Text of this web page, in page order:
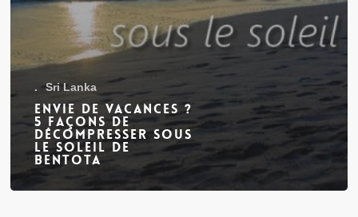
. Sri Lanka
Envie de vacances ?
5 façons de
décompresser sous
le soleil de
Bentota